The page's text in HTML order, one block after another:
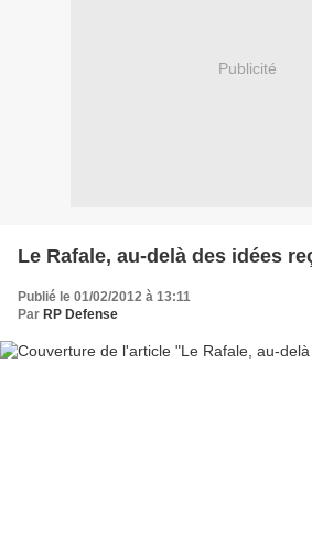
Publicité
Le Rafale, au-delà des idées
Publié le 01/02/2012 à 13:11
Par RP Defense